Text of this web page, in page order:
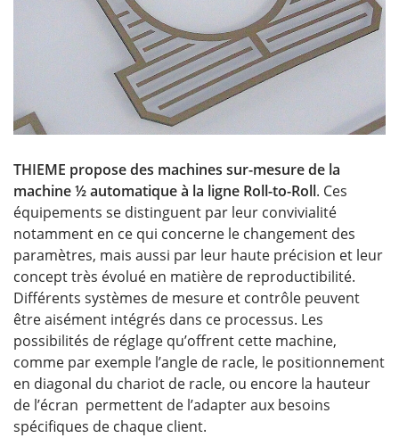
THIEME propose des machines sur-mesure de la
machine ½ automatique à la ligne Roll-to-Roll. Ces
équipements se distinguent par leur convivialité
notamment en ce qui concerne le changement des
paramètres, mais aussi par leur haute précision et leur
concept très évolué en matière de reproductibilité.
Différents systèmes de mesure et contrôle peuvent
être aisément intégrés dans ce processus. Les
possibilités de réglage qu’offrent cette machine,
comme par exemple l’angle de racle, le positionnement
en diagonal du chariot de racle, ou encore la hauteur
de l’écran permettent de l’adapter aux besoins
spécifiques de chaque client.